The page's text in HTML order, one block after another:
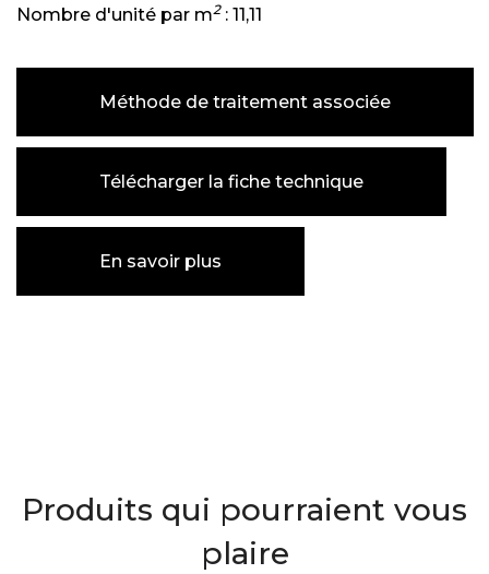
Nombre d'unité par m2: 11,11
Méthode de traitement associée
Télécharger la fiche technique
En savoir plus
Produits qui pourraient vous
plaire